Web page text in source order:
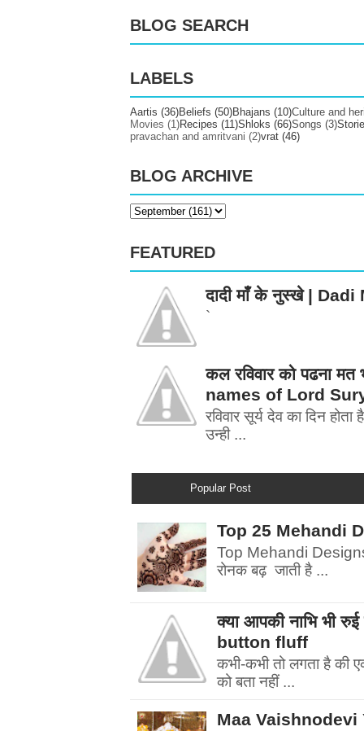
BLOG SEARCH
LABELS
Aartis (36)Beliefs (50)Bhajans (10)Culture and
Movies (1)Recipes (11)Shloks (66)Songs (3)
pravachan and amritvani (2)vrat (46)
BLOG ARCHIVE
FEATURED
दादी माँ के नुस्खे |
`
कल रविवार को पढना
names of Lord
रविवार सूर्य देव का दिन
उन्ही ...
Popular Post
Top 25 Mehandi
Top Mehandi
रोनक बढ़ जाती है ...
क्या आपकी नाभि भी
button fluff
कभी-कभी तो लगता है की
को बता नहीं ...
Maa Vaishnodevi